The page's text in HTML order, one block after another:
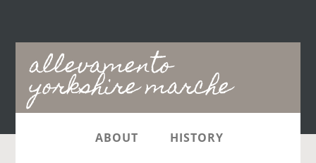
allevamento
yorkshire marche
Main
navigation
ABOUT HISTORY